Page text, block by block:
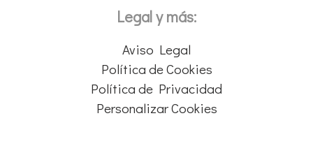
Legal y más:
Aviso Legal
Política de Cookies
Política de Privacidad
Personalizar Cookies